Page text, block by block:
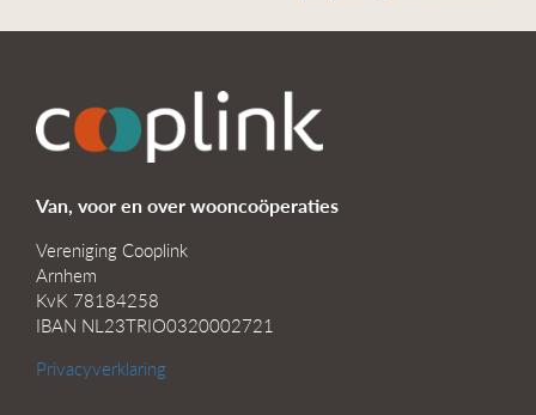
Van, voor en over wooncoöperaties
Vereniging Cooplink
Arnhem
KvK 78184258
IBAN NL23TRIO0320002721
Privacyverklaring